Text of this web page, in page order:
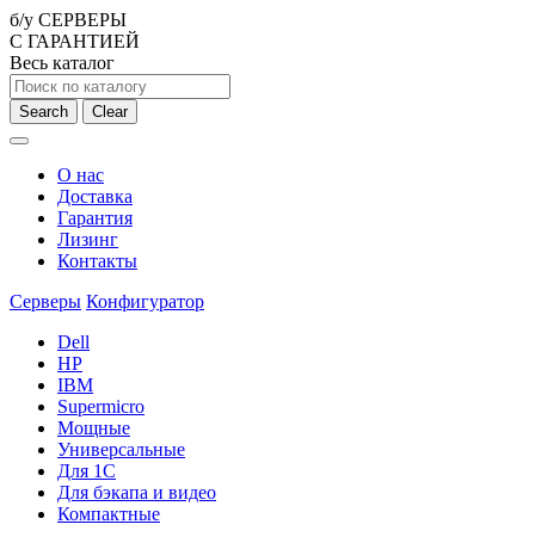
б/у СЕРВЕРЫ
С ГАРАНТИЕЙ
Весь каталог
Search Clear
О нас
Доставка
Гарантия
Лизинг
Контакты
Серверы Конфигуратор
Dell
HP
IBM
Supermicro
Мощные
Универсальные
Для 1С
Для бэкапа и видео
Компактные